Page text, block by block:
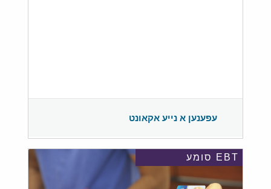
עפענען א נייע אקאונט
EBT סומע